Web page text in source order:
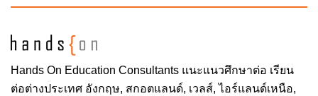
Hands On Education Consultants แนะแนวศึกษาต่อ เรียน
ต่อต่างประเทศ อังกฤษ, สกอตแลนด์, เวลส์, ไอร์แลนด์เหนือ,